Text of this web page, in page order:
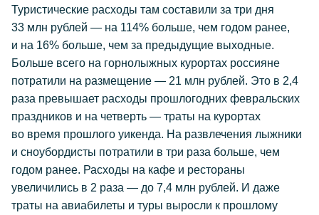
Туристические расходы там составили за три дня
33 млн рублей — на 114% больше, чем годом ранее,
и на 16% больше, чем за предыдущие выходные.
Больше всего на горнолыжных курортах россияне
потратили на размещение — 21 млн рублей. Это в 2,4
раза превышает расходы прошлогодних февральских
праздников и на четверть — траты на курортах
во время прошлого уикенда. На развлечения лыжники
и сноубордисты потратили в три раза больше, чем
годом ранее. Расходы на кафе и рестораны
увеличились в 2 раза — до 7,4 млн рублей. И даже
траты на авиабилеты и туры выросли к прошлому